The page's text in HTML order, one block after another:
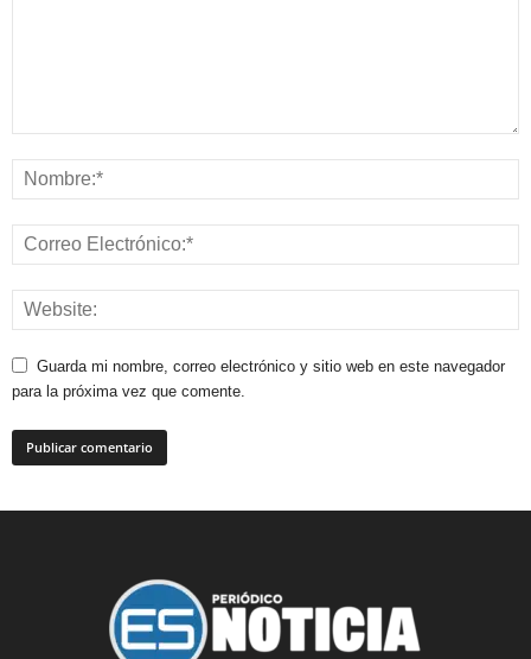
Guarda mi nombre, correo electrónico y sitio web en este navegador
para la próxima vez que comente.